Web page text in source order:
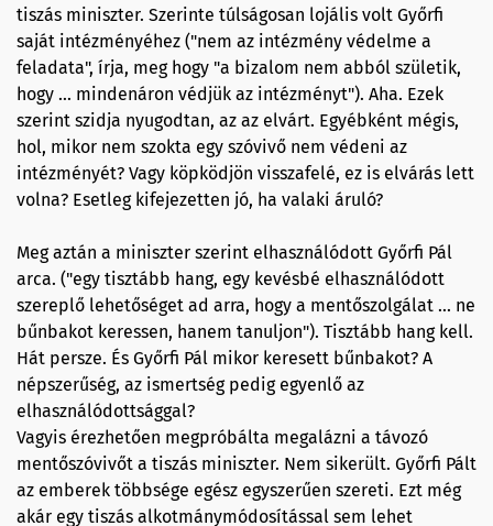
tiszás miniszter. Szerinte túlságosan lojális volt Győrfi
saját intézményéhez ("nem az intézmény védelme a
feladata", írja, meg hogy "a bizalom nem abból születik,
hogy ... mindenáron védjük az intézményt"). Aha. Ezek
szerint szidja nyugodtan, az az elvárt. Egyébként mégis,
hol, mikor nem szokta egy szóvivő nem védeni az
intézményét? Vagy köpködjön visszafelé, ez is elvárás lett
volna? Esetleg kifejezetten jó, ha valaki áruló?
Meg aztán a miniszter szerint elhasználódott Győrfi Pál
arca. ("egy tisztább hang, egy kevésbé elhasználódott
szereplő lehetőséget ad arra, hogy a mentőszolgálat ... ne
bűnbakot keressen, hanem tanuljon"). Tisztább hang kell.
Hát persze. És Győrfi Pál mikor keresett bűnbakot? A
népszerűség, az ismertség pedig egyenlő az
elhasználódottsággal?
Vagyis érezhetően megpróbálta megalázni a távozó
mentőszóvivőt a tiszás miniszter. Nem sikerült. Győrfi Pált
az emberek többsége egész egyszerűen szereti. Ezt még
akár egy tiszás alkotmánymódosítással sem lehet